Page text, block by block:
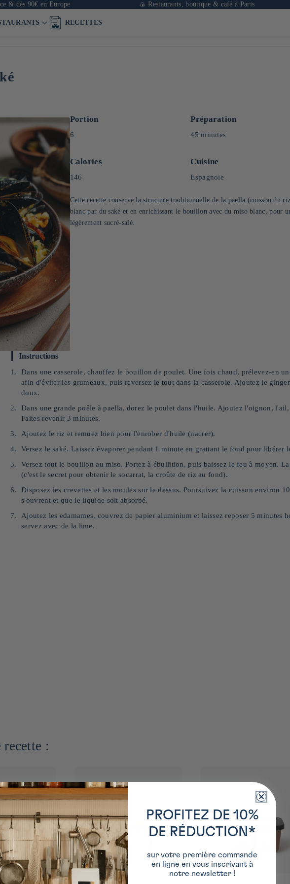
90€ en Europe 🍙 Restaurants, boutique & café à Paris
RECETTES
Portion
6
Préparation
45 minutes
Calories
146
Cuisine
Espagnole
Cette recette conserve la structure traditionnelle de la paella (cuisson du
blanc par du saké et en enrichissant le bouillon avec du miso blanc, pour
légèrement sucré-salé.
Instructions
Dans une casserole, chauffez le bouillon de poulet. Une fois chaud, prélevez-en
afin d'éviter les grumeaux, puis reversez le tout dans la casserole. Ajoutez le
doux.
Dans une grande poêle à paella, dorez le poulet dans l'huile. Ajoutez l'oignon,
Faites revenir 3 minutes.
Ajoutez le riz et remuez bien pour l'enrober d'huile (nacrer).
Versez le saké. Laissez évaporer pendant 1 minute en grattant le fond pour libérer
Versez tout le bouillon au miso. Portez à ébullition, puis baissez le feu à moyen.
(c'est le secret pour obtenir le socarrat, la croûte de riz au fond).
Disposez les crevettes et les moules sur le dessus. Poursuivez la cuisson environ
s'ouvrent et que le liquide soit absorbé.
Ajoutez les edamames, couvrez de papier aluminium et laissez reposer 5 minutes
servez avec de la lime.
:
PROFITEZ DE 10%
DE RÉDUCTION*
sur votre première commande
en ligne en vous inscrivant à
notre newsletter !